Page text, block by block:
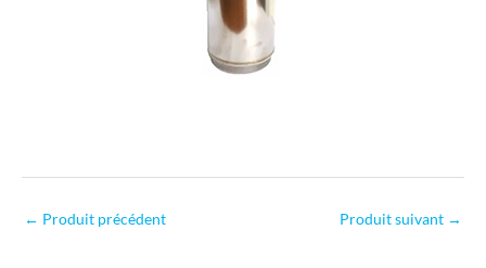
← Produit précédent Produit suivant →